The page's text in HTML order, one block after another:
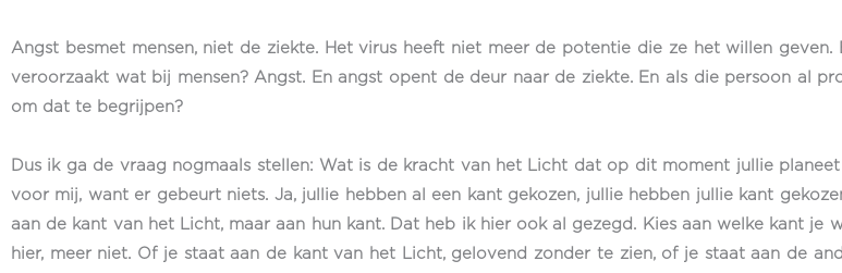
Angst besmet mensen, niet de ziekte. Het virus heeft niet meer de potentie die ze het willen
veroorzaakt wat bij mensen? Angst. En angst opent de deur naar de ziekte. En als die persoon al
om dat te begrijpen?
Dus ik ga de vraag nogmaals stellen: Wat is de kracht van het Licht dat op dit moment jullie
voor mij, want er gebeurt niets. Ja, jullie hebben al een kant gekozen, jullie hebben jullie kant
aan de kant van het Licht, maar aan hun kant. Dat heb ik hier ook al gezegd. Kies aan welke kant je
hier, meer niet. Of je staat aan de kant van het Licht, gelovend zonder te zien, of je staat aan de